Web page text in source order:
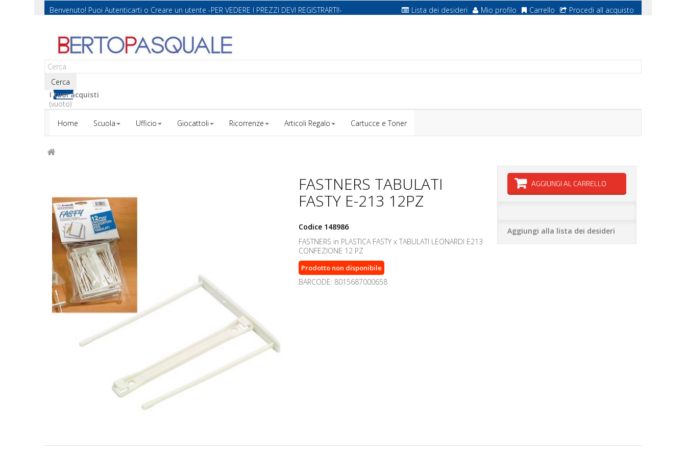
Benvenuto! Puoi Autenticarti o Creare un utente -PER VEDERE I PREZZI DEVI REGISTRARTI!- Lista dei desideri Mio profilo Carrello Procedi all acquisto
Cerca
I tuoi acquisti
(vuoto)
Home
Scuola Ufficio Giocattoli Ricorrenze Articoli Regalo Cartucce e Toner
FASTNERS TABULATI
FASTY E-213 12PZ
Codice 148986
FASTNERS in PLASTICA FASTY x TABULATI LEONARDI E213
CONFEZIONE 12 PZ
Prodotto non disponibile
BARCODE: 8015687000658
AGGIUNGI AL CARRELLO
Aggiungi alla lista dei desideri